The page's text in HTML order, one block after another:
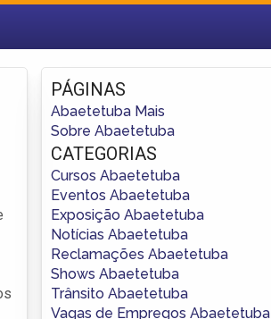
Fazer login
Criar conta
PÁGINAS
Abaetetuba Mais
Sobre Abaetetuba
CATEGORIAS
Cursos Abaetetuba
Eventos Abaetetuba
Exposição Abaetetuba
Notícias Abaetetuba
Reclamações Abaetetuba
Shows Abaetetuba
Trânsito Abaetetuba
Vagas de Empregos Abaetetuba